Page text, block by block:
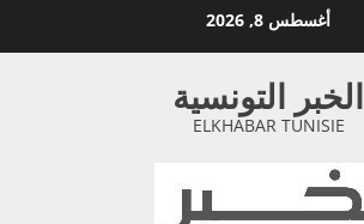
أغسطس 8, 2026
الخبر التونسية
ELKHABAR TUNISIE